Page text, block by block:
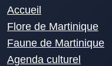
Accueil
Flore de Martinique
Faune de Martinique
Agenda culturel